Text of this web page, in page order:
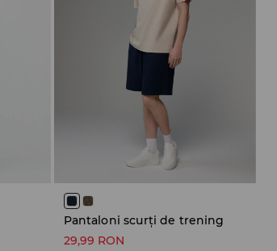
Pantaloni scurți de trening
29,99 RON